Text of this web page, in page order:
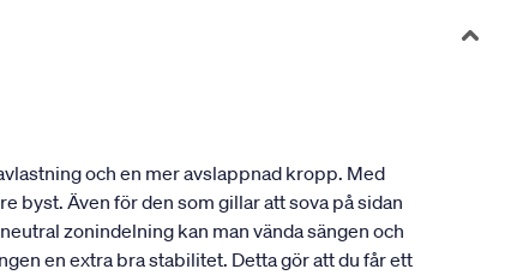
och en mer avslappnad kropp. Med
byst. Även för den som gillar att sova på sidan
zonindelning kan man vända sängen och
en extra bra stabilitet. Detta gör att du får ett